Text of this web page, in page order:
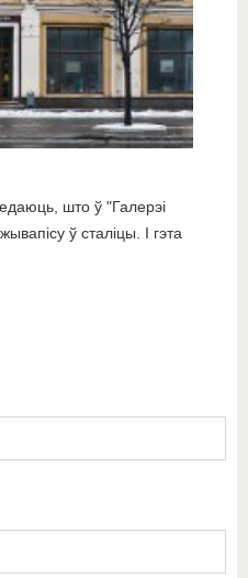
што ў "Галерэі
ў сталіцы. І гэта